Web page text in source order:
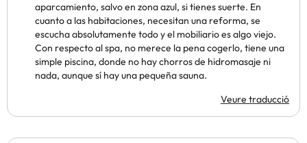
aparcamiento, salvo en zona azul, si tienes suerte. En
cuanto a las habitaciones, necesitan una reforma, se
escucha absolutamente todo y el mobiliario es algo viejo.
Con respecto al spa, no merece la pena cogerlo, tiene una
simple piscina, donde no hay chorros de hidromasaje ni
nada, aunque sí hay una pequeña sauna.
Veure traducció